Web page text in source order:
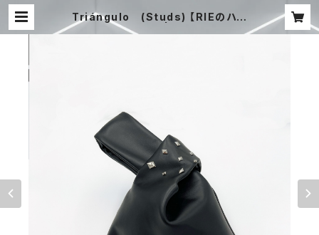
Triángulo (Studs) 【RIEのハン
ドメイド】再販なし | STUDIO CHE